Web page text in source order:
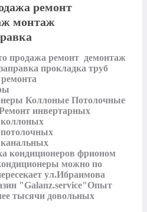
ремонт
монтаж
продажа ремонт  демонтаж
прокладка труб
Коллоные Потолочные
инвертарных
кондиционеров фрионом
можно по
ул.Ибраимова
"Galanz.service"Опыт
тысячи довольных